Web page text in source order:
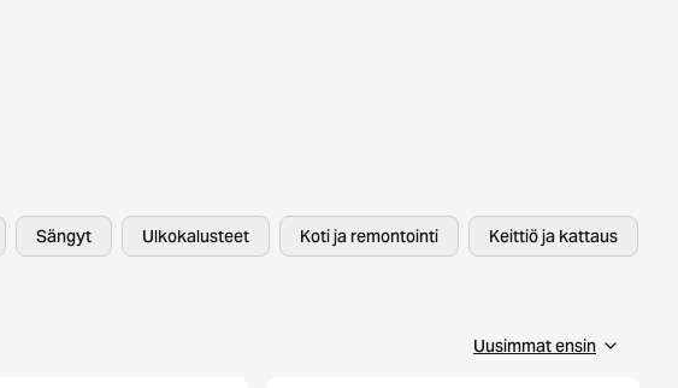
Sängyt Ulkokalusteet Koti ja remontointi Keittiö ja kattaus